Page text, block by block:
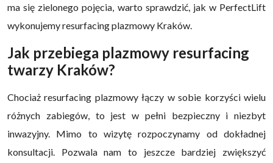
ma się zielonego pojęcia, warto sprawdzić, jak w PerfectLift
wykonujemy resurfacing plazmowy Kraków.
Jak przebiega plazmowy resurfacing
twarzy Kraków?
Chociaż resurfacing plazmowy łączy w sobie korzyści wielu
różnych zabiegów, to jest w pełni bezpieczny i niezbyt
inwazyjny. Mimo to wizytę rozpoczynamy od dokładnej
konsultacji. Pozwala nam to jeszcze bardziej zwiększyć